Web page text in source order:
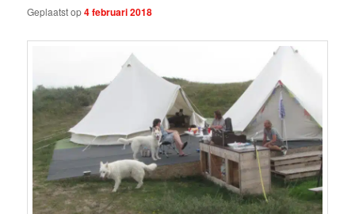
Geplaatst op4 februari 2018